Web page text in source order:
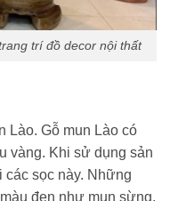
trí đồ decor nội thất
Lào. Gỗ mun Lào có
vàng. Khi sử dụng sản
các sọc này. Những
đen như mun sừng.